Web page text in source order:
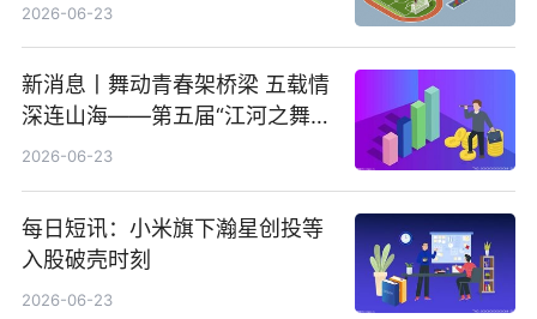
2026-06-23
新消息丨舞动青春架桥梁 五载情
深连山海——第五届“江河之舞”
中美青少年文化交流展演在镇江
2026-06-23
每日短讯：小米旗下瀚星创投等
入股破壳时刻
2026-06-23